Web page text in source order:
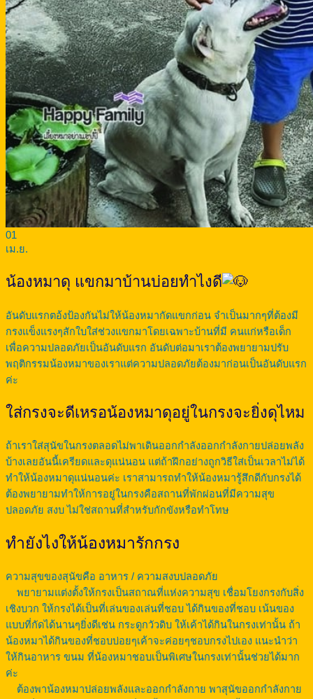
01
เม.ย.
น้องหมาดุ แขกมาบ้านบ่อยทำไงดี
อันดับแรกตอ้งป้องกันไม่ให้น้องหมากัดแขกก่อน จำเป็นมากๆที่ต้องมี
กรงแข็งแรงๆสักใบใส่ช่วงแขกมาโดยเฉพาะบ้านที่มี คนแก่หรือเด็ก
เพื่อความปลอดภัยเป็นอันดับแรก อันดับต่อมาเราต้องพยายามปรับ
พฤติกรรมน้องหมาของเราแต่ความปลอดภัยต้องมาก่อนเป็นอันดับแรก
ค่ะ
ใส่กรงจะดีเหรอน้องหมาดุอยู่ในกรงจะยิ่งดุไหม
ถ้าเราใส่สุนัขในกรงตลอดไม่พาเดินออกกำลังออกกำลังกายปล่อยพลัง
บ้างเลยอันนี้เครียดและดุแน่นอน แต่ถ้าฝึกอย่างถูกวิธีใส่เป็นเวลาไม่ได้
ทำให้น้องหมาดุแน่นอนค่ะ เราสามารถทำให้น้องหมารู้สึกดีกับกรงได้
ต้องพยายามทำให้การอยู่ในกรงคือสถานที่พักผ่อนที่มีความสุข
ปลอดภัย สงบ ไม่ใช่สถานที่สำหรับกักขังหรือทำโทษ
ทำยังไงให้น้องหมารักกรง
ความสุขของสุนัขคือ อาหาร / ความสงบปลอดภัย
พยายามแต่งตั้งให้กรงเป็นสถาณที่แห่งความสุข เชื่อมโยงกรงกับสิ่ง
เชิงบวก ให้กรงได้เป็นที่เล่นของเล่นที่ชอบ ได้กินของที่ชอบ เน้นของ
แบบที่กัดได้นานๆยิ่งดีเช่น กระดูกวัวดิบ ให้เค้าได้กินในกรงเท่านั้น ถ้า
น้องหมาได้กินของที่ชอบบ่อยๆเค้าจะค่อยๆชอบกรงไปเอง แนะนำว่า
ให้กินอาหาร ขนม ที่น้องหมาชอบเป็นพิเศษในกรงเท่านั้นช่วยได้มาก
ค่ะ
ต้องพาน้องหมาปล่อยพลังและออกกำลังกาย พาสุนัขออกกำลังกาย